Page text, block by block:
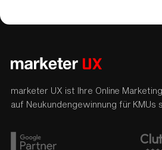
marketer UX ist Ihre Online
auf Neukundengewinnung für KMUs